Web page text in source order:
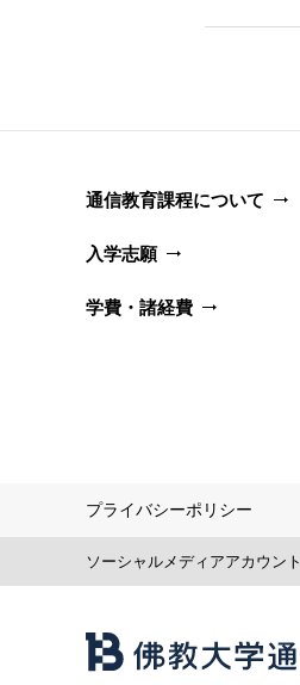
通信教育課程について
入学志願
学費・諸経費
プライバシーポリシー
ソーシャルメディアアカウント